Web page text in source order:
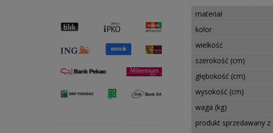
materiał
kolor
wielkość
szerokość (cm)
głębokość (cm)
wysokość (cm)
waga (kg)
produkt sprzedawany